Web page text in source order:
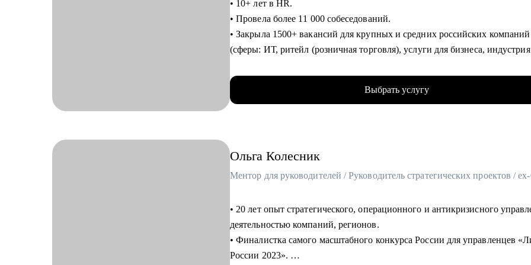
• Свитчерам — кто переходит в IT или в новую сферу.
• Специалистам и менеджеров в росте, операциях, маркетинге,
продакт- и проектной работе.
международный рынок.
• 10+ лет в HR.
• Провела более 11 000 собеседований.
• Закрыла 1500+ вакансий для крупных и средних российских компаний
(сферы: ИТ, ритейл (розничная торговля), услуги для бизнеса, индустрия
• 8 лет в карьерном консультировании и коучинге. Помогла в достижении
карьерных целей более 600 клиентам.
С чем помогу:
Выбрать услугу
Ольга Колесник
• 20 лет опыт стратегического, операционного и антикризисного
деятельностью компаний, регионов.
• Финалистка самого масштабного конкурса России для управленцев «Лидеры
России 2023».